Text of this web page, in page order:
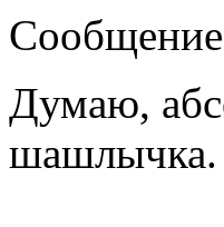
Думаю,
шашлычка.